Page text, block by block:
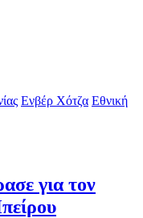
Ενβέρ Χότζα Εθνική
για τον